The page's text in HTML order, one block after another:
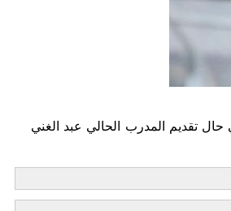
تقديم المدرب الحالي عبد الغني